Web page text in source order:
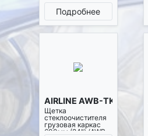
TK-500)
Подробнее
AIRLINE AWB-TK-600
Щетка
стеклоочистителя
грузовая каркас
600мм (24") (AWB-